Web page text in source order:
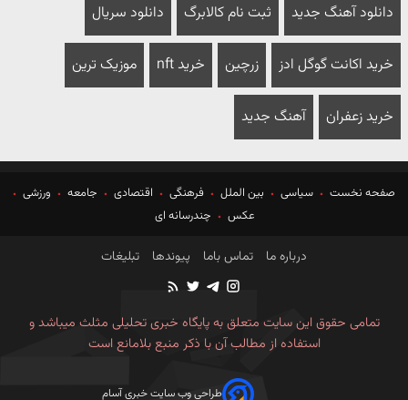
دانلود آهنگ جدید ثبت نام کالابرگ دانلود سریال
خرید اکانت گوگل ادز زرچین خرید nft موزیک ترین
خرید زعفران آهنگ جدید
صفحه نخست سیاسی بین الملل فرهنگی اقتصادی جامعه
ورزشی
عکس
چندرسانه ای
درباره ما تماس باما پیوندها تبلیغات
تمامی حقوق این سایت متعلق به پایگاه خبری تحلیلی مثلث میباشد و
استفاده از مطالب آن با ذکر منبع بلامانع است
طراحی وب سایت خبری آسام